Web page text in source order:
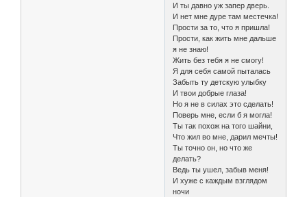
И ты давно уж запер дверь.
И нет мне дуре там местечка!
Прости за то, что я пришла!
Прости, как жить мне дальше
я не знаю!
Жить без тебя я не смогу!
Я для себя самой пыталась
Забыть ту детскую улыбку
И твои добрые глаза!
Но я не в силах это сделать!
Поверь мне, если б я могла!
Ты так похож на того шайни,
Что жил во мне, дарил мечты!
Ты точно он, но что же
делать?
Ведь ты ушел, забыв меня!
И хуже с каждым взглядом
ночи